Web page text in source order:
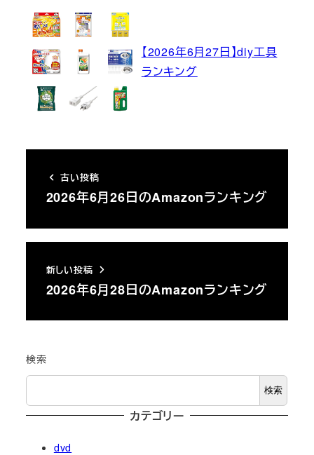
【2026年6月27日】diy工具
ランキング
古い投稿
2026年6月26日のAmazonランキング
新しい投稿
2026年6月28日のAmazonランキング
検索
検索
カテゴリー
dvd